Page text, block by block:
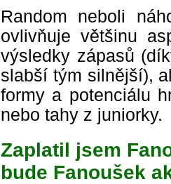
Random neboli
ovlivňuje většinu
výsledky zápasů
slabší tým silnější),
formy a potenciálu
nebo tahy z juniorky.
Zaplatil jsem
bude Fanoušek